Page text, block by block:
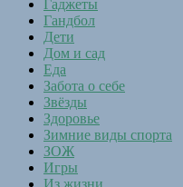
Гаджеты
Гандбол
Дети
Дом и сад
Еда
Забота о себе
Звёзды
Здоровье
Зимние виды спорта
ЗОЖ
Игры
Из жизни